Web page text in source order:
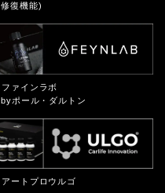
修復機能)
ファインラボ
byポール・ダルトン
アートプロウルゴ